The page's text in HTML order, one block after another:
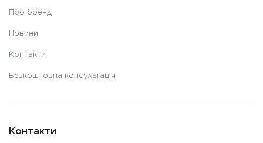
Про бренд
Новини
Контакти
Безкоштовна консультація
Контакти